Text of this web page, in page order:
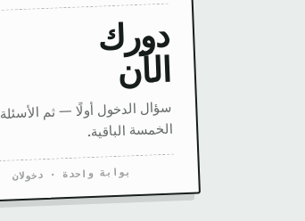
دورك
الآن
سؤال الدخول أولًا — ثم الأسئلة
الخمسة الباقية.
بوابة واحدة · دخولان